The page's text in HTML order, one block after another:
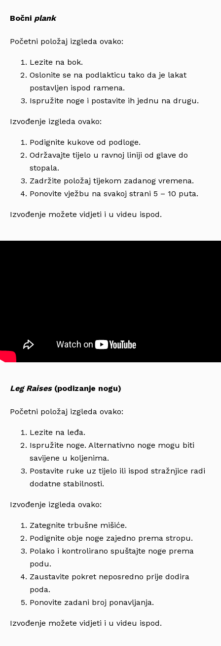
Bočni plank
Početni položaj izgleda ovako:
Lezite na bok.
Oslonite se na podlakticu tako da je lakat
postavljen ispod ramena.
Ispružite noge i postavite ih jednu na drugu.
Izvođenje izgleda ovako:
Podignite kukove od podloge.
Održavajte tijelo u ravnoj liniji od glave do
stopala.
Zadržite položaj tijekom zadanog vremena.
Ponovite vježbu na svakoj strani 5 – 10 puta.
Izvođenje možete vidjeti i u videu ispod.
Leg Raises(podizanje nogu)
Početni položaj izgleda ovako:
Lezite na leđa.
Ispružite noge. Alternativno noge mogu biti
savijene u koljenima.
Postavite ruke uz tijelo ili ispod stražnjice radi
dodatne stabilnosti.
Izvođenje izgleda ovako:
Zategnite trbušne mišiće.
Podignite obje noge zajedno prema stropu.
Polako i kontrolirano spuštajte noge prema
podu.
Zaustavite pokret neposredno prije dodira
poda.
Ponovite zadani broj ponavljanja.
Izvođenje možete vidjeti i u videu ispod.